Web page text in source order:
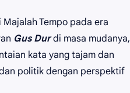
Tempo pada era
Gus Durdi masa mudanya,
kata yang tajam dan
politik dengan perspektif